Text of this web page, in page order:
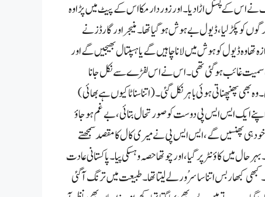
کے پسٹل اڑا دیا ۔اور زور دار مکا اس کے پیٹ میں پڑا وہ
کو پکڑ لیا،ڈیول بے ہوش ہو گیا تھا۔منیجر اور گارڈز نے
وہ ڈیول کو ہوش میں لانا چاہیں گے یا ہسپتال بھیجیں گے اور
سمیت غائب ہوگئی تھی۔اس نے اس لفڑے سے نکل جانا
پھنپھناتی ہوئی باہر نکل گئی۔(اتنا سناٹا کیوں ہے بھائی)
ایک ایس ایس پی دوست کو صورتحال بتائی،بے غم ہوجاؤ
ہی پھنسیں گے،ایس ایس پی نے میری کال کا مقصد سمجھتے
میں کاؤنٹر پر گیا،اور چوتھا حصہ وہسکی پیا۔پاکستانی عادت
کبھار بس اتنا سا سرُور لے لیتا تھا۔طبیعت میں ترنگ آگئی